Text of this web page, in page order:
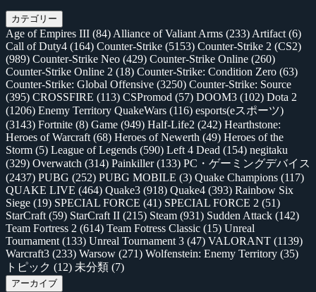
カテゴリー
Age of Empires III (84) Alliance of Valiant Arms (233) Artifact (6)
Call of Duty4 (164) Counter-Strike (5153) Counter-Strike 2 (CS2)
(989) Counter-Strike Neo (429) Counter-Strike Online (260)
Counter-Strike Online 2 (18) Counter-Strike: Condition Zero (63)
Counter-Strike: Global Offensive (3250) Counter-Strike: Source
(395) CROSSFIRE (113) CSPromod (57) DOOM3 (102) Dota 2
(1206) Enemy Territory QuakeWars (116) esports(eスポーツ)
(3143) Fortnite (8) Game (949) Half-Life2 (242) Hearthstone:
Heroes of Warcraft (68) Heroes of Newerth (49) Heroes of the
Storm (5) League of Legends (590) Left 4 Dead (154) negitaku
(329) Overwatch (314) Painkiller(133) PC・ゲーミングデバイス
(2437) PUBG (252) PUBG MOBILE (3) Quake Champions (117)
QUAKE LIVE (464) Quake3 (918) Quake4 (393) Rainbow Six
Siege (19) SPECIAL FORCE (41) SPECIAL FORCE 2 (51)
StarCraft (59) StarCraft II (215) Steam (931) Sudden Attack (142)
Team Fortress 2 (614) Team Fotress Classic (15) Unreal
Tournament (133) Unreal Tournament 3 (47) VALORANT (1139)
Warcraft3 (233) Warsow (271) Wolfenstein: Enemy Territory (35)
トピック (12) 未分類 (7)
アーカイブ